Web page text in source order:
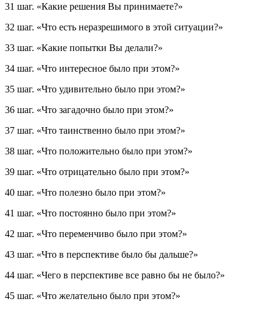
31 шаг. «Какие решения Вы принимаете?»
32 шаг. «Что есть неразрешимого в этой ситуации?»
33 шаг. «Какие попытки Вы делали?»
34 шаг. «Что интересное было при этом?»
35 шаг. «Что удивительно было при этом?»
36 шаг. «Что загадочно было при этом?»
37 шаг. «Что таинственно было при этом?»
38 шаг. «Что положительно было при этом?»
39 шаг. «Что отрицательно было при этом?»
40 шаг. «Что полезно было при этом?»
41 шаг. «Что постоянно было при этом?»
42 шаг. «Что переменчиво было при этом?»
43 шаг. «Что в перспективе было бы дальше?»
44 шаг. «Чего в перспективе все равно бы не было?»
45 шаг. «Что желательно было при этом?»